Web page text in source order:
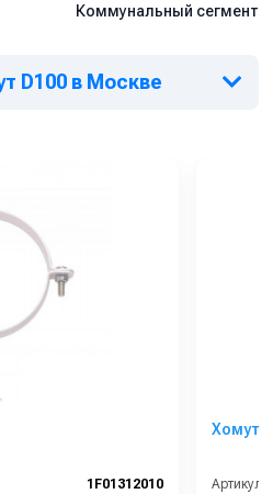
Коммунальный сегмент
D100 в Москве
1F01312010
Хомут
Артикул: